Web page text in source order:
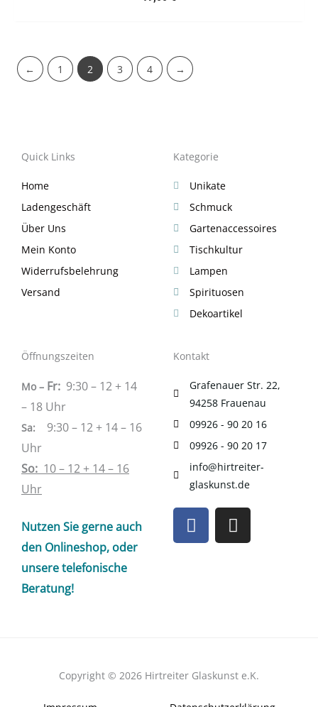
← 1 2 3 4 →
Quick Links
Home
Ladengeschäft
Über Uns
Mein Konto
Widerrufsbelehrung
Versand
Kategorie
Unikate
Schmuck
Gartenaccessoires
Tischkultur
Lampen
Spirituosen
Dekoartikel
Öffnungszeiten
Mo – Fr: 9:30 – 12 + 14
– 18 Uhr
Sa: 9:30 – 12 + 14 – 16
Uhr
So: 10 – 12 + 14 – 16
Uhr
Nutzen Sie gerne auch
den Onlineshop, oder
unsere telefonische
Beratung!
Kontakt
Grafenauer Str. 22,
94258 Frauenau
09926 - 90 20 16
09926 - 90 20 17
info@hirtreiter-
glaskunst.de
F
a
c
I
n
s
Copyright © 2026 Hirtreiter Glaskunst e.K.